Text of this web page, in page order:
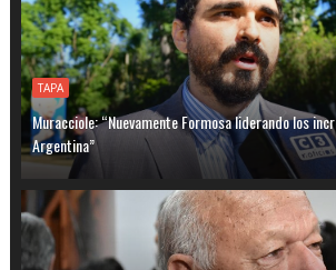
TAPA
Muracciole: “Nuevamente Formosa liderando los
Argentina”